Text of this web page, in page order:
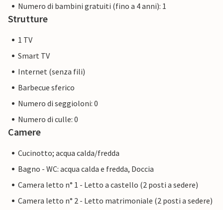
Numero di bambini gratuiti (fino a 4 anni): 1
Strutture
1 TV
Smart TV
Internet (senza fili)
Barbecue sferico
Numero di seggioloni: 0
Numero di culle: 0
Camere
Cucinotto; acqua calda/fredda
Bagno - WC: acqua calda e fredda, Doccia
Camera letto n° 1 - Letto a castello (2 posti a sedere)
Camera letto n° 2 - Letto matrimoniale (2 posti a sedere)